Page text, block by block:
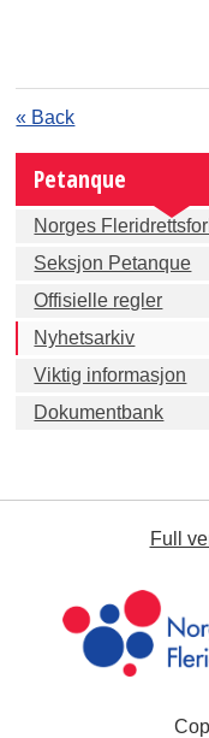
« Back
Petanque
Norges
Seksjon Petanque
Offisielle regler
Nyhetsarkiv
Viktig informasjon
Dokumentbank
Full